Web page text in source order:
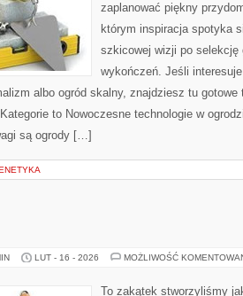
zaplanować piękny
którym inspiracja spotyka
szkicowej wizji po selekcję
wykończeń. Jeśli
albo ogród skalny, znajdziesz tu gotowe
to Nowoczesne technologie w
są ogrody […]
LUT - 16 - 2026 MOŻLIWOŚĆ
To zakątek stworzyliśmy